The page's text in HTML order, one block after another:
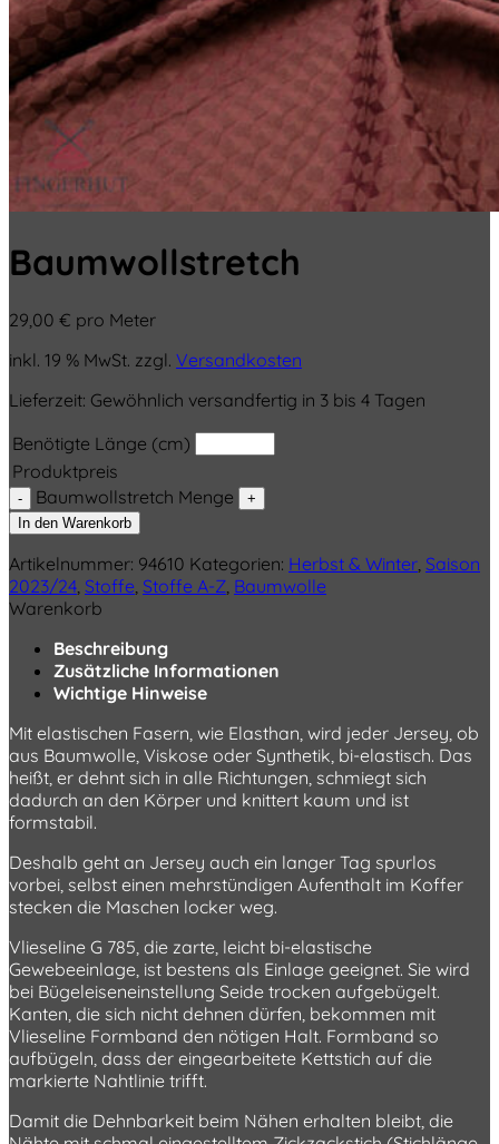
Baumwollstretch
29,00 € pro Meter
inkl. 19 % MwSt. zzgl. Versandkosten
Lieferzeit: Gewöhnlich versandfertig in 3 bis 4 Tagen
Benötigte Länge (cm)
Produktpreis
Baumwollstretch Menge
In den Warenkorb
Artikelnummer: 94610 Kategorien: Herbst & Winter Saison
2023/24 Stoffe Stoffe A-Z Baumwolle
Warenkorb
Beschreibung
Zusätzliche Informationen
Wichtige Hinweise
Mit elastischen Fasern, wie Elasthan, wird jeder Jersey, ob
aus Baumwolle, Viskose oder Synthetik, bi-elastisch. Das
heißt, er dehnt sich in alle Richtungen, schmiegt sich
dadurch an den Körper und knittert kaum und ist
formstabil.
Deshalb geht an Jersey auch ein langer Tag spurlos
vorbei, selbst einen mehrstündigen Aufenthalt im Koffer
stecken die Maschen locker weg.
Vlieseline G 785, die zarte, leicht bi-elastische
Gewebeeinlage, ist bestens als Einlage geeignet. Sie wird
bei Bügeleiseneinstellung Seide trocken aufgebügelt.
Kanten, die sich nicht dehnen dürfen, bekommen mit
Vlieseline Formband den nötigen Halt. Formband so
aufbügeln, dass der eingearbeitete Kettstich auf die
markierte Nahtlinie trifft.
Damit die Dehnbarkeit beim Nähen erhalten bleibt, die